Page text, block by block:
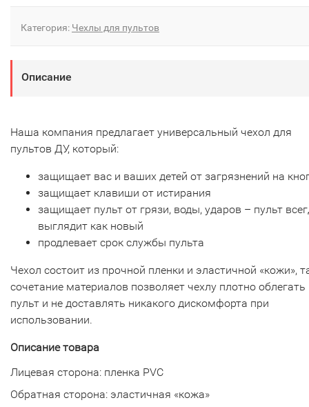
Категория: Чехлы для пультов
Описание
Наша компания предлагает универсальный чехол для
пультов ДУ, который:
защищает вас и ваших детей от загрязнений на
защищает клавиши от истирания
защищает пульт от грязи, воды, ударов – пульт
выглядит как новый
продлевает срок службы пульта
Чехол состоит из прочной пленки и эластичной «кожи»,
сочетание материалов позволяет чехлу плотно облегать
пульт и не доставлять никакого дискомфорта при
использовании.
Описание товара
Лицевая сторона: пленка PVC
Обратная сторона: эластичная «кожа»